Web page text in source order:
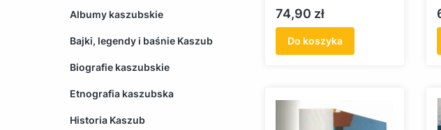
Albumy kaszubskie
Bajki, legendy i baśnie Kaszub
Biografie kaszubskie
Etnografia kaszubska
Historia Kaszub
z 1939 r.
Cena
74,90 zł
Do koszyka